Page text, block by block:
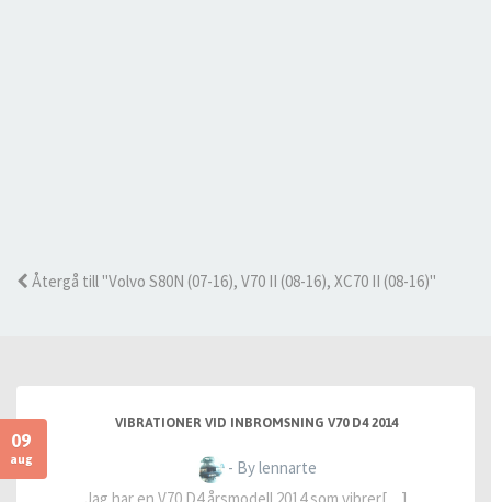
Återgå till "Volvo S80N (07-16), V70 II (08-16), XC70 II (08-16)"
09
aug
VIBRATIONER VID INBROMSNING V70 D4 2014
- By lennarte